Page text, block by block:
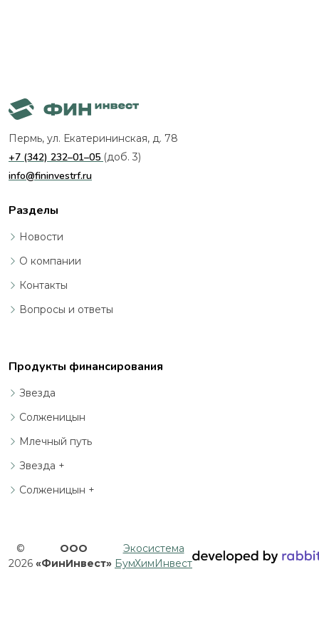
Пермь, ул. Екатерининская, д. 78
+7 (342) 232–01–05 (доб. 3)
info@fininvestrf.ru
Разделы
Новости
О компании
Контакты
Вопросы и ответы
Продукты финансирования
Звезда
Солженицын
Млечный путь
Звезда +
Солженицын +
©
2026
ООО
«ФинИнвест»
Экосистема
БумХимИнвест